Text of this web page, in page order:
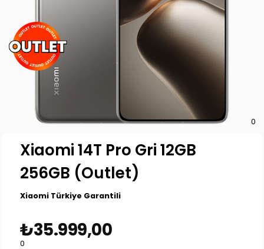
0
Xiaomi 14T Pro Gri 12GB
256GB (Outlet)
Xiaomi Türkiye Garantili
₺35.999,00
0